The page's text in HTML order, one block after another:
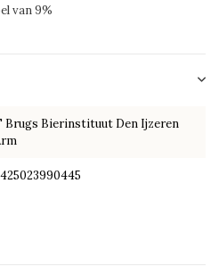
van 9%
Brugs Bierinstituut Den Ijzeren